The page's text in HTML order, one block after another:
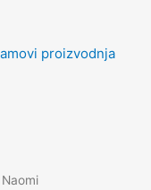
proizvodnja